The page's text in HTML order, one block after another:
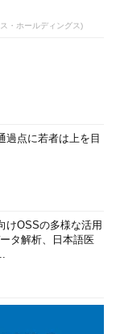
・ホールディングス)
過点に若者は上を目
けOSSの多様な活用
タ解析、日本語医